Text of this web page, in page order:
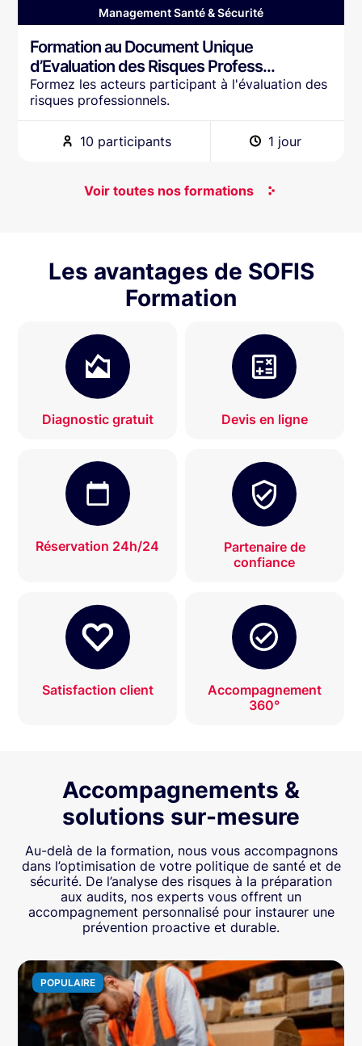
Management Santé & Sécurité
Formation au Document Unique
d’Evaluation des Risques Profess...
Formez les acteurs participant à l'évaluation des
risques professionnels.
10 participants 1 jour
Voir toutes nos formations
Les avantages de SOFIS
Formation
Diagnostic gratuit Devis en ligne
Réservation 24h/24
Partenaire de
confiance
Satisfaction client
Accompagnement
360°
Accompagnements &
solutions sur-mesure
Au-delà de la formation, nous vous accompagnons
dans l’optimisation de votre politique de santé et de
sécurité. De l’analyse des risques à la préparation
aux audits, nos experts vous offrent un
accompagnement personnalisé pour instaurer une
prévention proactive et durable.
POPULAIRE